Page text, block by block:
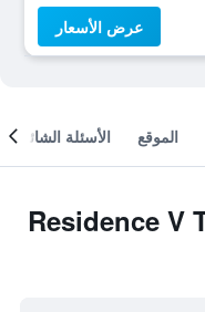
عرض الأسعار
الموقع الأسئلة الشائعة